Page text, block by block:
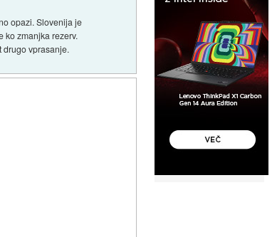
opazi. Slovenija je
ko zmanjka rezerv.
drugo vprasanje.